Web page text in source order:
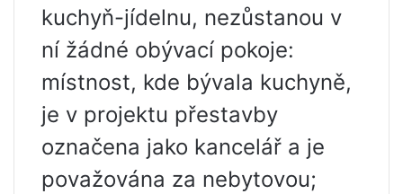
kuchyň-jídelnu, nezůstanou v
ní žádné obývací pokoje:
místnost, kde bývala kuchyně,
je v projektu přestavby
označena jako kancelář a je
považována za nebytovou;